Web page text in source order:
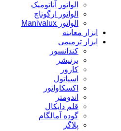
الواتور آناتومیک
الواتور ارگوتاچ
الواتور Manivalux
ابزار معاینه
ابزار ترمیمی
کندانسور
برنیشر
کارور
اسپاتول
اکسکاواتور
اندومتر
قلم دایکال
گوده آمالگام
پلاگر